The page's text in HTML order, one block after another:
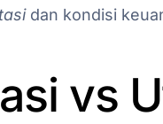
dan kondisi
vs